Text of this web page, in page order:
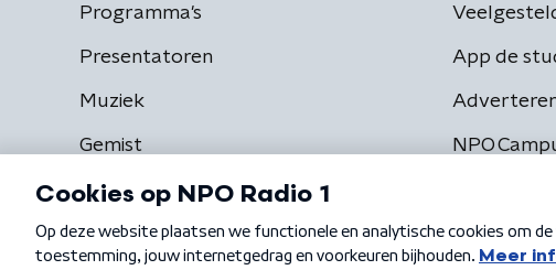
Programma's
Presentatoren
Muziek
Gemist
App de
NPO